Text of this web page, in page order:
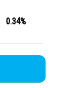
0.34%